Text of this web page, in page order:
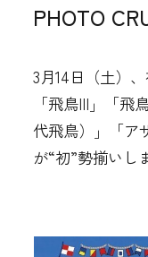
PHOTO
3月14日（土）
「飛鳥III」「飛
代飛鳥）」「ア
が“初”勢揃いし